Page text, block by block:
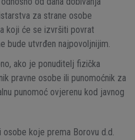
za strane osobe
koji će se izvršiti povrat
bude utvrđen najpovoljnijim.
ako je ponuditelj fizička
pravne osobe ili punomoćnik za
punomoć ovjerenu kod javnog
koje prema Borovu d.d.